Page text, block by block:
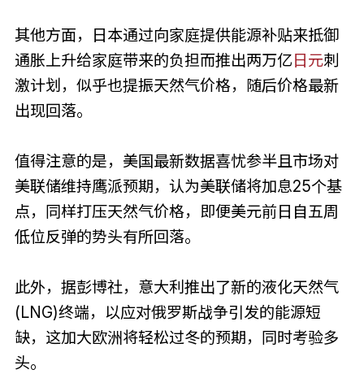
其他方面，日本通过向家庭提供能源补贴来抵御
通胀上升给家庭带来的负担而推出两万亿日元刺
激计划，似乎也提振天然气价格，随后价格最新
出现回落。
值得注意的是，美国最新数据喜忧参半且市场对
美联储维持鹰派预期，认为美联储将加息25个基
点，同样打压天然气价格，即便美元前日自五周
低位反弹的势头有所回落。
此外，据彭博社，意大利推出了新的液化天然气
(LNG)终端，以应对俄罗斯战争引发的能源短
缺，这加大欧洲将轻松过冬的预期，同时考验多
头。